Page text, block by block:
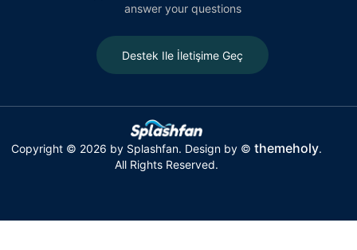
answer your questions
Destek Ile İletişime Geç
Copyright © 2026 by Splashfan. Design by © themeholy.
All Rights Reserved.